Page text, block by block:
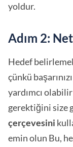
yoldur.
Adım 2:
Hedef
çünkü
yardımcı
gerektiğini size
çerçevesini
emin olun Bu,